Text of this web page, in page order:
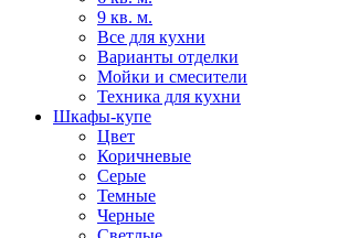
9 кв. м.
Все для кухни
Варианты отделки
Мойки и смесители
Техника для кухни
Шкафы-купе
Цвет
Коричневые
Серые
Темные
Черные